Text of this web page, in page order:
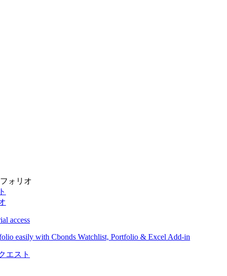
ォリオ
access
easily with Cbonds Watchlist, Portfolio & Excel Add-in
エスト